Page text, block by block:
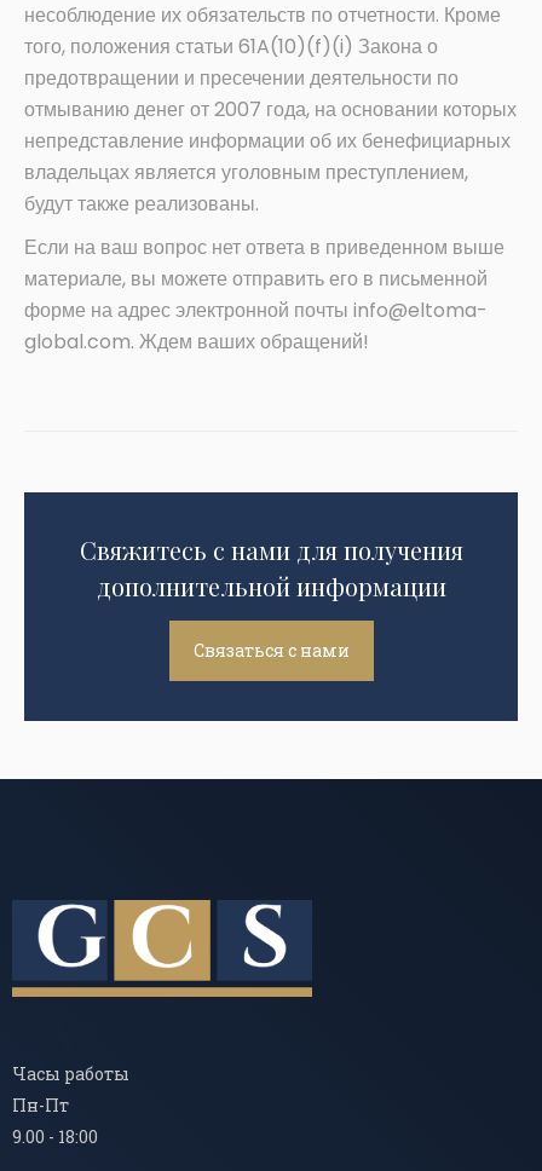
несоблюдение их обязательств по отчетности. Кроме
того, положения статьи 61A(10)(f)(i) Закона о
предотвращении и пресечении деятельности по
отмыванию денег от 2007 года, на основании которых
непредставление информации об их бенефициарных
владельцах является уголовным преступлением,
будут также реализованы.
Если на ваш вопрос нет ответа в приведенном выше
материале, вы можете отправить его в письменной
форме на адрес электронной почты info@eltoma-
global.com. Ждем ваших обращений!
Свяжитесь с нами для получения
дополнительной информации
Связаться с нами
Часы работы
Пн-Пт
9.00 - 18:00